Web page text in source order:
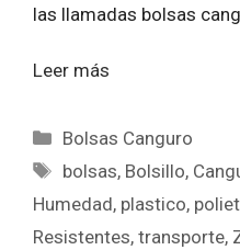
las llamadas bolsas
Leer más
Categorías
Bolsas Canguro
Etiquetas
bolsas, Bolsillo,
Humedad, plastico,
Resistentes, transporte,